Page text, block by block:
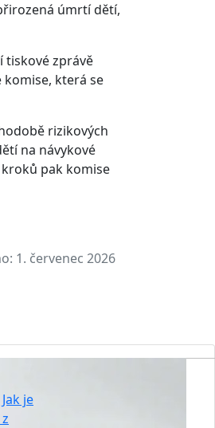
úmrtí dětí,
tiskové zprávě
komise, která se
rizikových
na návykové
pak komise
1. červenec 2026
je